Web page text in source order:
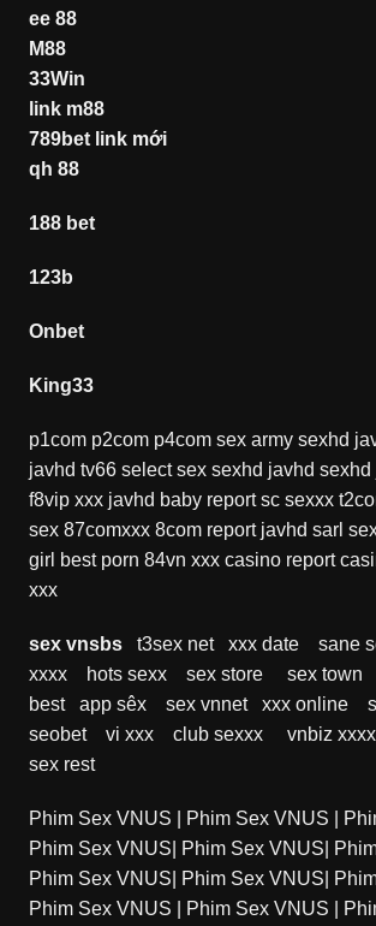
ee 88
M88
33Win
link m88
789bet link mới
qh 88
188 bet
123b
Onbet
King33
p1com p2com p4com sex army sexhd
javhd tv66 select sex sexhd javhd sexhd
f8vip xxx javhd baby report sc sexxx
sex 87comxxx 8com report javhd sarl
girl best porn 84vn xxx casino report
xxx
sex vnsbs t3sex net xxx date sane
xxxx
hots sexx sex store sex town
best
app sêx sex vnnet xxx online
seobet
vi xxx club sexxx vnbiz xxxx
sex rest
Phim Sex VNUS Phim Sex VNUS
Phim Sex VNUS
Phim Sex VNUS
Phim Sex VNUS
Phim Sex VNUS
Phim Sex VNUS
Phim Sex VNUS